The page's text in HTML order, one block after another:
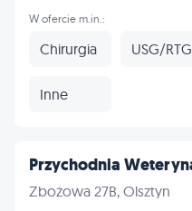
W ofercie m.in.:
Chirurgia USG/RTG
Inne
Przychodnia
Zbożowa 27B, Olsztyn